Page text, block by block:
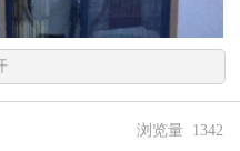
浏览量 1342